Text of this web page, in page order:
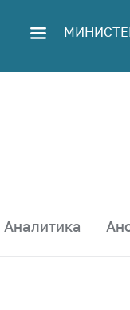
Обратиться
Личный
Сообщить о
Сообщить
цен на
Аналитика